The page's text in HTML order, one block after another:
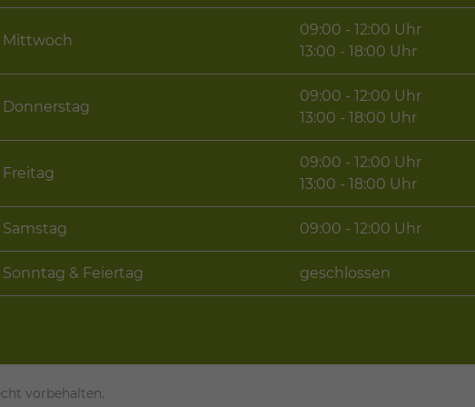
Mittwoch
09:00 - 12:00 Uhr
13:00 - 18:00 Uhr
Donnerstag
09:00 - 12:00 Uhr
13:00 - 18:00 Uhr
Freitag
09:00 - 12:00 Uhr
13:00 - 18:00 Uhr
Samstag 09:00 - 12:00 Uhr
Sonntag & Feiertag geschlossen
vorbehalten.